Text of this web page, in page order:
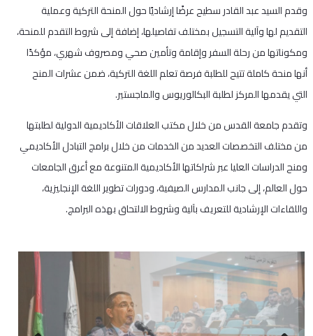
وقدم السيد عبد القادر سطيح عرضًا إرشاديًا حول المنحة التركية وعملية
التقديم لها وآلية التسجيل بمختلف تفاصيلها، إضافة إلى شروط التقدم للمنحة،
ومكوناتها من رحلة السفر وإقامة وتأمين صحي ومصروف شهري، مؤكدًا
أنها منحة كاملة تتيح للطلبة فرصة تعلم اللغة التركية، ضمن عشرات المنح
التي يقدمها المركز لطلبة البكالوريوس والماجستير.
وتقدم جامعة القدس من خلال مكتب العلاقات الأكاديمية الدولية لطلبتها
من مختلف التخصصات العديد من الخدمات من خلال برامج التبادل الأكاديمي
ومنح الدراسات العليا عبر شراكاتها الأكاديمية المتنوعة مع أعرق الجامعات
حول العالم، إلى جانب المدارس الصيفية، ودورات تطوير اللغة الإنجليزية،
واللقاءات الإرشادية للتعريف بآلية وشروط الالتحاق بهذه البرامج.